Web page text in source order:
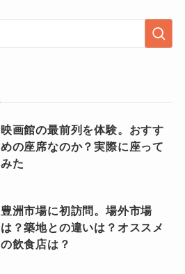
映画館の最前列を体験。おすす
めの座席なのか？実際に座って
みた
豊洲市場に初訪問。場外市場
は？築地との違いは？オススメ
の飲食店は？